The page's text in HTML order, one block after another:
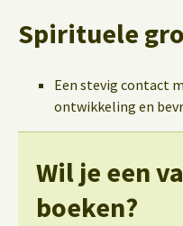
Spirituele
Een stevig contact
ontwikkeling en
Wil je een
boeken?